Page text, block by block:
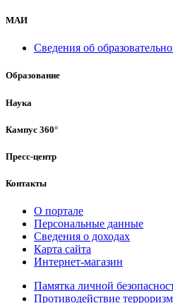
МАИ
Сведения об
Образование
Наука
Кампус 360°
Пресс-центр
Контакты
О портале
Персональные данные
Сведения о доходах
Карта сайта
Интернет-магазин
Памятка личной
Противодействие